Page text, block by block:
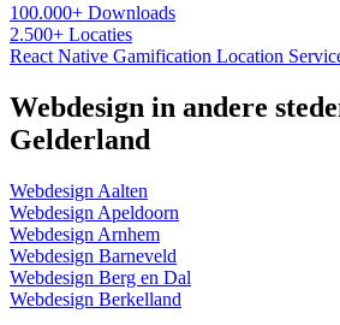
100.000+ Downloads
2.500+ Locaties
React Native Gamification Location
Webdesign in andere
Gelderland
Webdesign Aalten
Webdesign Apeldoorn
Webdesign Arnhem
Webdesign Barneveld
Webdesign Berg en Dal
Webdesign Berkelland